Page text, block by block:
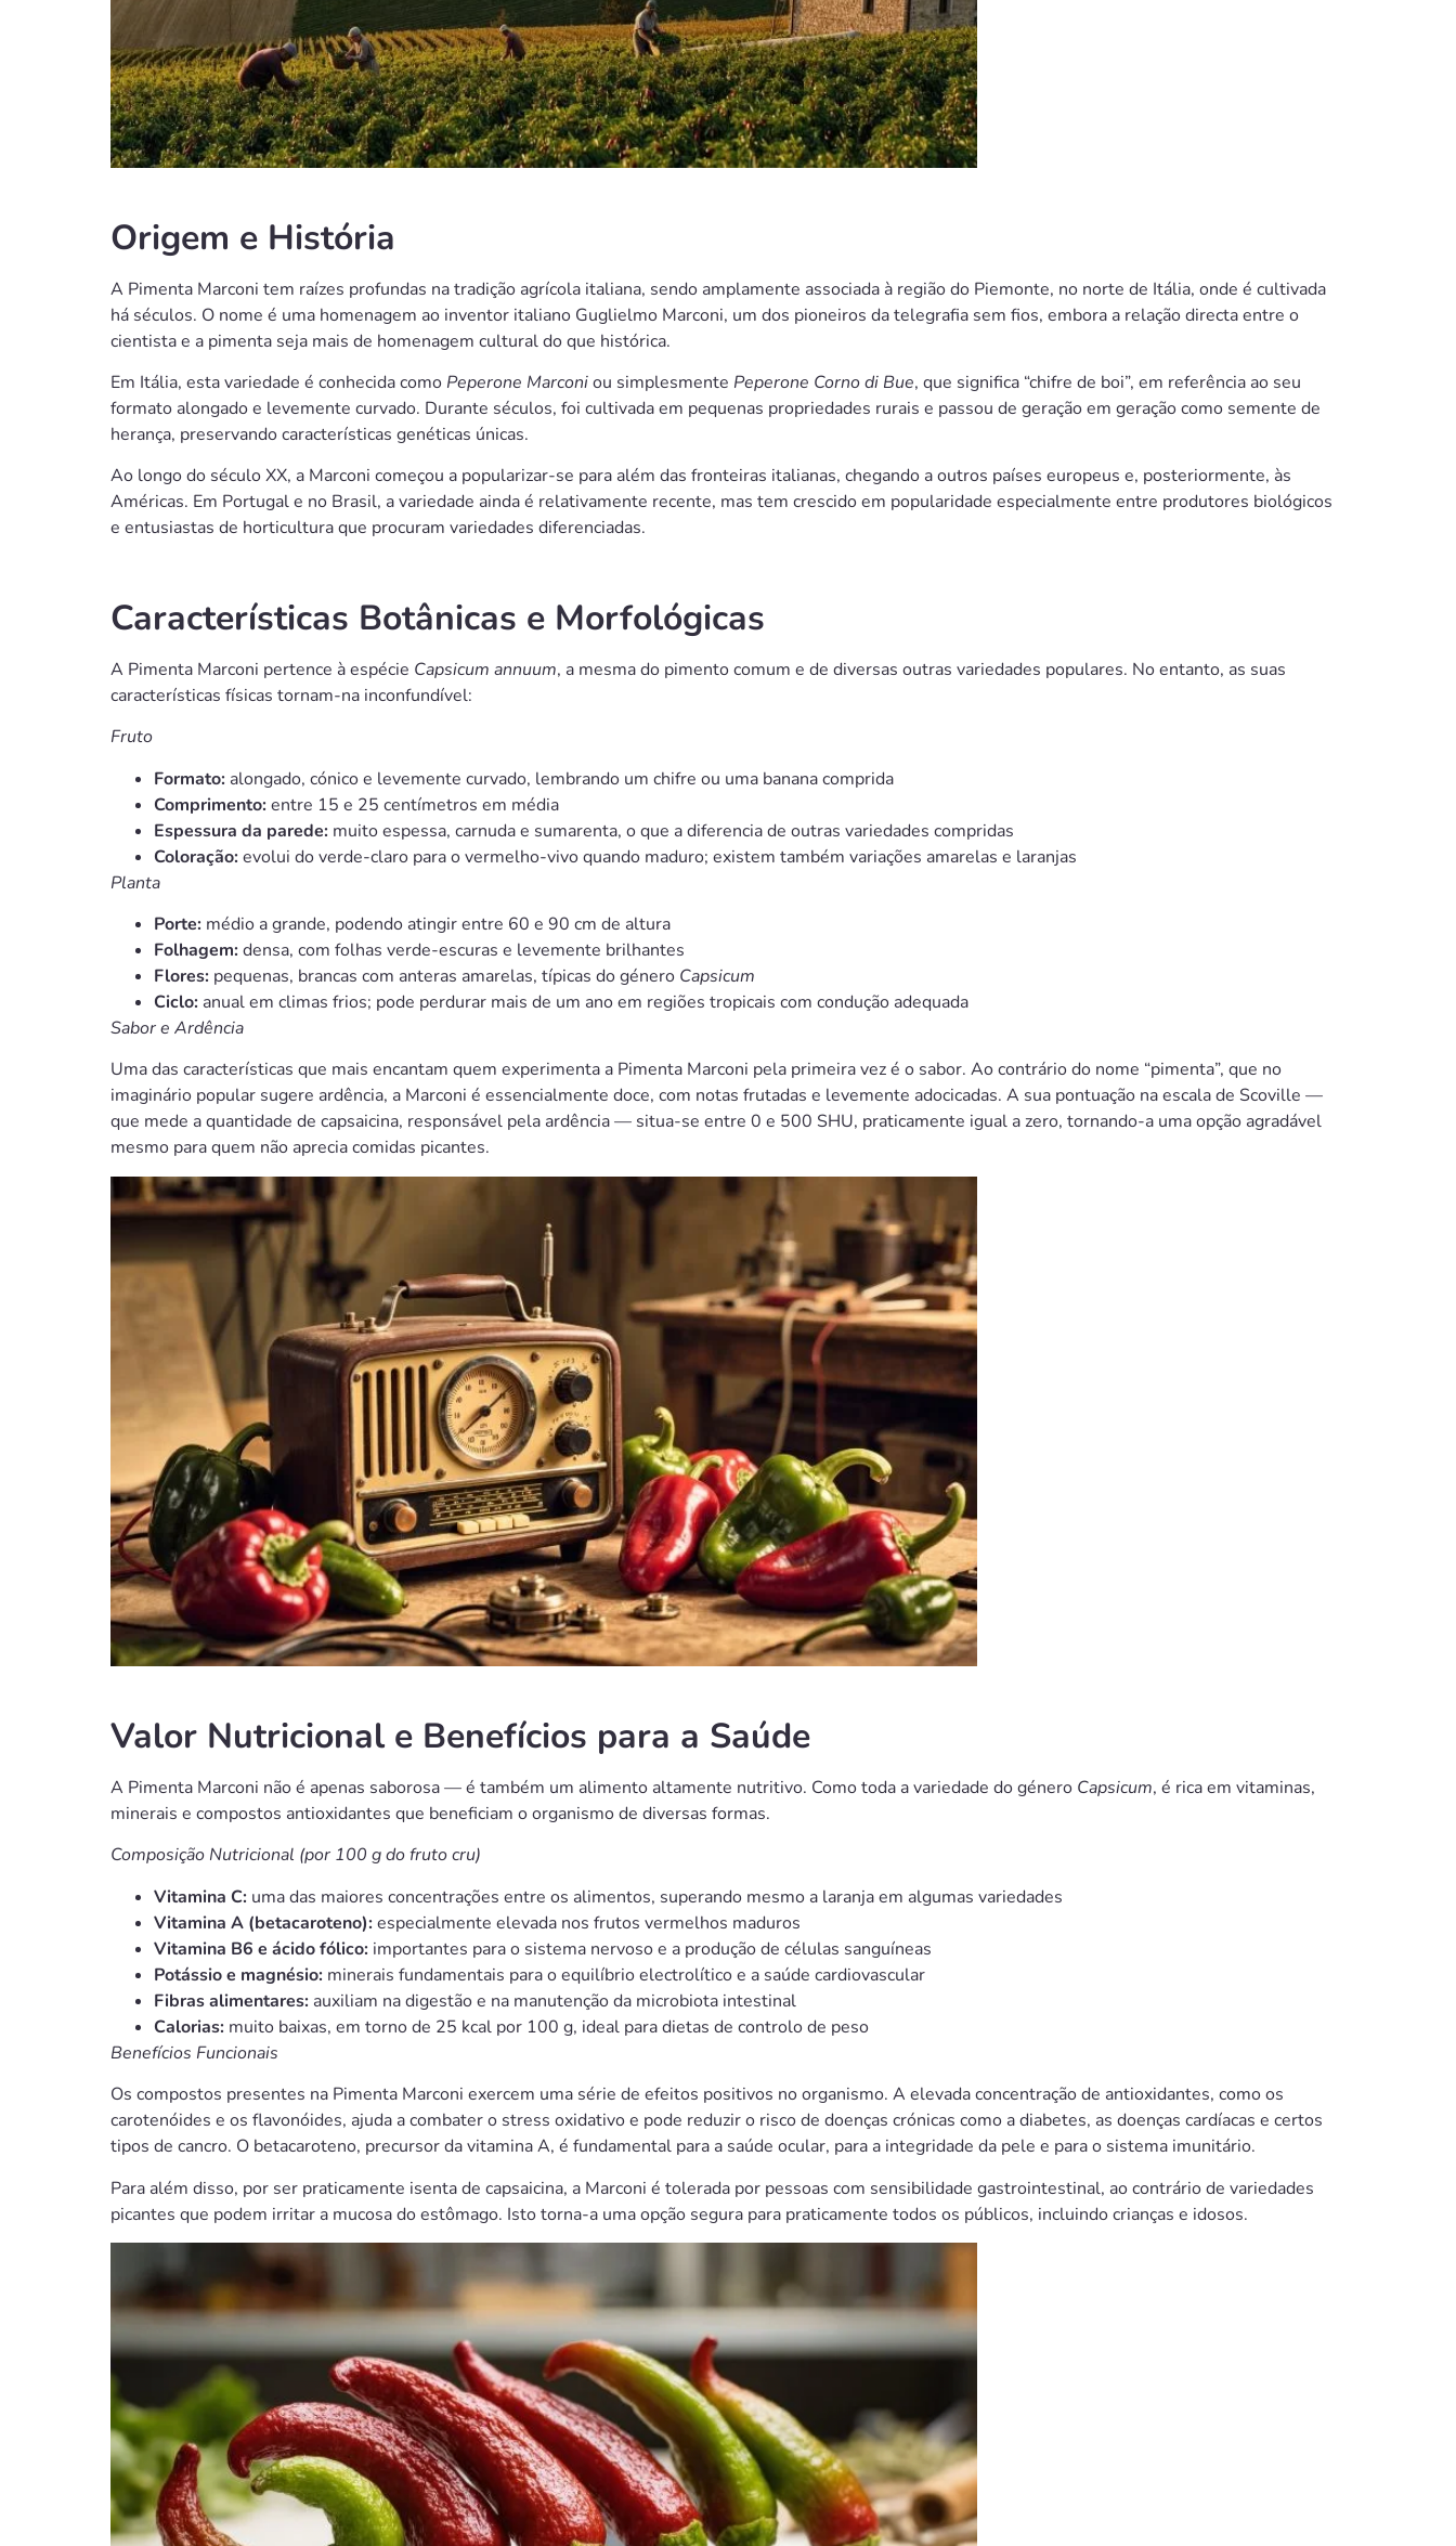
Origem e História
A Pimenta Marconi tem raízes profundas na tradição agrícola italiana, sendo amplamente associada à região do Piemonte, no norte de Itália, onde é cultivada
há séculos. O nome é uma homenagem ao inventor italiano Guglielmo Marconi, um dos pioneiros da telegrafia sem fios, embora a relação directa entre o
cientista e a pimenta seja mais de homenagem cultural do que histórica.
Em Itália, esta variedade é conhecida como Peperone Marconiou simplesmente Peperone Corno di Bue, que significa “chifre de boi”, em referência ao seu
formato alongado e levemente curvado. Durante séculos, foi cultivada em pequenas propriedades rurais e passou de geração em geração como semente de
herança, preservando características genéticas únicas.
Ao longo do século XX, a Marconi começou a popularizar-se para além das fronteiras italianas, chegando a outros países europeus e, posteriormente, às
Américas. Em Portugal e no Brasil, a variedade ainda é relativamente recente, mas tem crescido em popularidade especialmente entre produtores biológicos
e entusiastas de horticultura que procuram variedades diferenciadas.
Características Botânicas e Morfológicas
A Pimenta Marconi pertence à espécie Capsicum annuum, a mesma do pimento comum e de diversas outras variedades populares. No entanto, as suas
características físicas tornam-na inconfundível:
Fruto
Formato: alongado, cónico e levemente curvado, lembrando um chifre ou uma banana comprida
Comprimento:entre 15 e 25 centímetros em média
Espessura da parede: muito espessa, carnuda e sumarenta, o que a diferencia de outras variedades compridas
Coloração:evolui do verde-claro para o vermelho-vivo quando maduro; existem também variações amarelas e laranjas
Planta
Porte: médio a grande, podendo atingir entre 60 e 90 cm de altura
Folhagem:densa, com folhas verde-escuras e levemente brilhantes
Flores: pequenas, brancas com anteras amarelas, típicas do género Capsicum
Ciclo: anual em climas frios; pode perdurar mais de um ano em regiões tropicais com condução adequada
Sabor e Ardência
Uma das características que mais encantam quem experimenta a Pimenta Marconi pela primeira vez é o sabor. Ao contrário do nome “pimenta”, que no
imaginário popular sugere ardência, a Marconi é essencialmente doce, com notas frutadas e levemente adocicadas. A sua pontuação na escala de Scoville —
que mede a quantidade de capsaicina, responsável pela ardência — situa-se entre 0 e 500 SHU, praticamente igual a zero, tornando-a uma opção agradável
mesmo para quem não aprecia comidas picantes.
Valor Nutricional e Benefícios para a Saúde
A Pimenta Marconi não é apenas saborosa — é também um alimento altamente nutritivo. Como toda a variedade do género Capsicum, é rica em vitaminas,
minerais e compostos antioxidantes que beneficiam o organismo de diversas formas.
Composição Nutricional (por 100 g do fruto cru)
Vitamina C: uma das maiores concentrações entre os alimentos, superando mesmo a laranja em algumas variedades
Vitamina A (betacaroteno):especialmente elevada nos frutos vermelhos maduros
Vitamina B6 e ácido fólico: importantes para o sistema nervoso e a produção de células sanguíneas
Potássio e magnésio: minerais fundamentais para o equilíbrio electrolítico e a saúde cardiovascular
Fibras alimentares: auxiliam na digestão e na manutenção da microbiota intestinal
Calorias: muito baixas, em torno de 25 kcal por 100 g, ideal para dietas de controlo de peso
Benefícios Funcionais
Os compostos presentes na Pimenta Marconi exercem uma série de efeitos positivos no organismo. A elevada concentração de antioxidantes, como os
carotenóides e os flavonóides, ajuda a combater o stress oxidativo e pode reduzir o risco de doenças crónicas como a diabetes, as doenças cardíacas e certos
tipos de cancro. O betacaroteno, precursor da vitamina A, é fundamental para a saúde ocular, para a integridade da pele e para o sistema imunitário.
Para além disso, por ser praticamente isenta de capsaicina, a Marconi é tolerada por pessoas com sensibilidade gastrointestinal, ao contrário de variedades
picantes que podem irritar a mucosa do estômago. Isto torna-a uma opção segura para praticamente todos os públicos, incluindo crianças e idosos.